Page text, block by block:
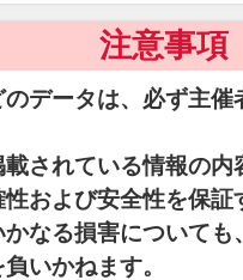
注意事項
データは、必ず主
されている情報の内
および安全性を保
なる損害について
いかねます。